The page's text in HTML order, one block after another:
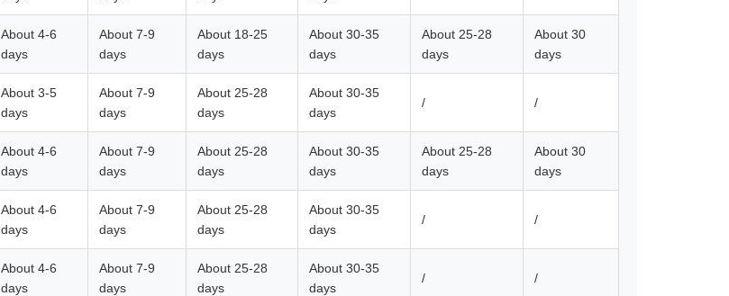
About 4-6
days
About 7-9
days
About 18-25
days
About 30-35
days
About 25-28
days
About 30
days
About 3-5
days
About 7-9
days
About 25-28
days
About 30-35
days
/ /
About 4-6
days
About 7-9
days
About 25-28
days
About 30-35
days
About 25-28
days
About 30
days
About 4-6
days
About 7-9
days
About 25-28
days
About 30-35
days
/ /
About 4-6
days
About 7-9
days
About 25-28
days
About 30-35
days
/ /